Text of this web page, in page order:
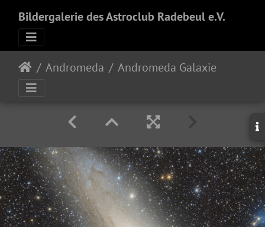
Bildergalerie des Astroclub Radebeul e.V.
Andromeda Andromeda Galaxie